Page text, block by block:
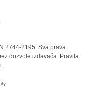
2744-2195. Sva prava
dozvole izdavača. Pravila